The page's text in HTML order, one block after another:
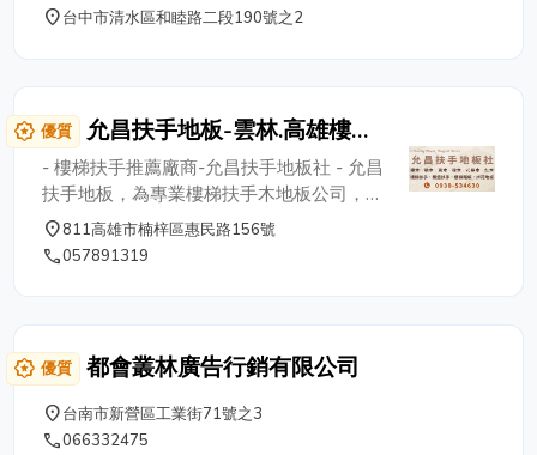
place台中市清水區和睦路二段190號之2
award_star 優質
允昌扶手地板-雲林.高雄樓梯
扶手 | 實木地板 | 拼花地板 |
旋轉樓梯 | 樓梯踏板
- 樓梯扶手推薦廠商-允昌扶手地板社 - 允昌
扶手地板，為專業樓梯扶手木地板公司，老
師傅有近30年木造經驗技術，以專業的服
務，純孰精湛的技術，以最平價的收費，打
商】 雲林電話：05-7891319 高雄電話：
07-3011531 行動電話：0930-534630 雲
林地址：雲林縣口湖鄉埔南村62號 高雄地
址：高雄縣鳥松鄉大竹村長青路8-1號
place811高雄市楠梓區惠民路156號
phone057891319
award_star 優質 都會叢林廣告行銷有限公司
place台南市新營區工業街71號之3
phone066332475